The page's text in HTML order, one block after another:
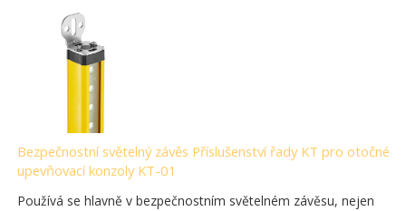
Bezpečnostní světelný závěs Příslušenství řady KT pro otočné
upevňovací konzoly KT-01
Používá se hlavně v bezpečnostním světelném závěsu, nejen